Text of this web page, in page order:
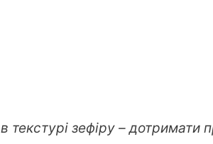
в текстурі зефіру – дотримати